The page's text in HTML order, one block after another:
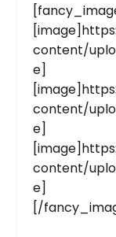
content/
e]
content/
e]
content/
e]
[/